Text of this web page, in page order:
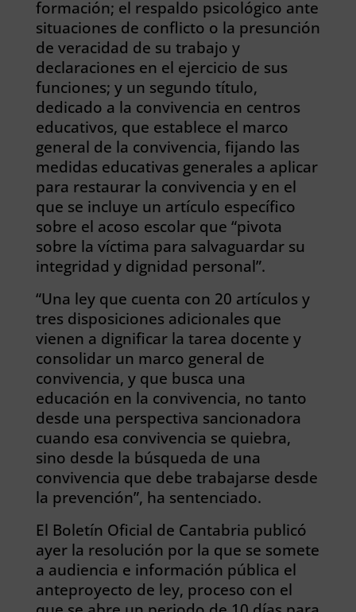
formación; el respaldo psicológico ante
situaciones de conflicto o la presunción
de veracidad de su trabajo y
declaraciones en el ejercicio de sus
funciones; y un segundo título,
dedicado a la convivencia en centros
educativos, que establece el marco
general de la convivencia, fijando las
medidas educativas generales a aplicar
para restaurar la convivencia y en el
que se incluye un artículo específico
sobre el acoso escolar que “pivota
sobre la víctima para salvaguardar su
integridad y dignidad personal”.
“Una ley que cuenta con 20 artículos y
tres disposiciones adicionales que
vienen a dignificar la tarea docente y
consolidar un marco general de
convivencia, y que busca una
educación en la convivencia, no tanto
desde una perspectiva sancionadora
cuando esa convivencia se quiebra,
sino desde la búsqueda de una
convivencia que debe trabajarse desde
la prevención”, ha sentenciado.
El Boletín Oficial de Cantabria publicó
ayer la resolución por la que se somete
a audiencia e información pública el
anteproyecto de ley, proceso con el